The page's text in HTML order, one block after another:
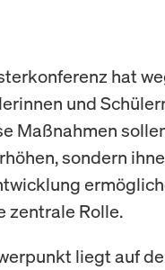
hat
und
Maßnahmen
sondern
zentrale Rolle.
liegt auf